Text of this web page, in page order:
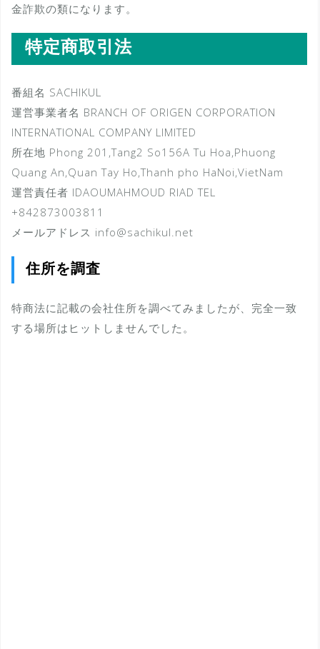
金詐欺の類になります。
特定商取引法
番組名 SACHIKUL
運営事業者名 BRANCH OF ORIGEN CORPORATION
INTERNATIONAL COMPANY LIMITED
所在地 Phong 201,Tang2 So156A Tu Hoa,Phuong
Quang An,Quan Tay Ho,Thanh pho HaNoi,VietNam
運営責任者 IDAOUMAHMOUD RIAD TEL
+842873003811
メールアドレス info@sachikul.net
住所を調査
特商法に記載の会社住所を調べてみましたが、完全一致
する場所はヒットしませんでした。